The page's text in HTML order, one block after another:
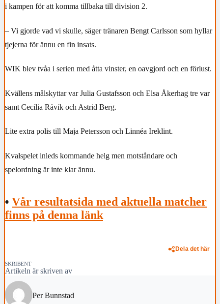
i kampen för att komma tillbaka till division 2.
– Vi gjorde vad vi skulle, säger tränaren Bengt Carlsson som hyllar
tjejerna för ännu en fin insats.
WIK blev tvåa i serien med åtta vinster, en oavgjord och en förlust.
Kvällens målskyttar var Julia Gustafsson och Elsa Åkerhag tre var
samt Cecilia Råvik och Astrid Berg.
Lite extra polis till Maja Petersson och Linnéa Ireklint.
Kvalspelet inleds kommande helg men motståndare och
spelordning är inte klar ännu.
• Vår resultatsida med aktuella matcher
finns på denna länk
Dela det här
SKRIBENT
Artikeln är skriven av
Per Bunnstad